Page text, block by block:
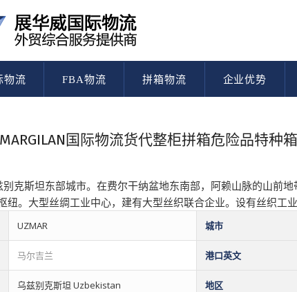
物流 FBA物流 拼箱物流 企业优势
国际物流货代整柜拼箱危险品特种
克斯坦东部城市。在费尔干纳盆地东南部，阿赖山脉的山前
纽。大型丝绸工业中心，建有大型丝织联合企业。设有丝织工业
UZMAR 城市
马尔吉兰 港口英文
乌兹别克斯坦 Uzbekistan 地区